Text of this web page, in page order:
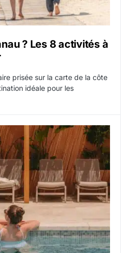
? Les 8 activités à
prisée sur la carte de la côte
idéale pour les